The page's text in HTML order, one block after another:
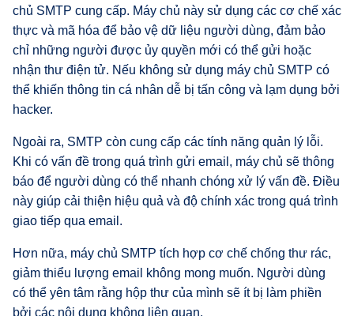
chủ SMTP cung cấp. Máy chủ này sử dụng các cơ chế xác
thực và mã hóa để bảo vệ dữ liệu người dùng, đảm bảo
chỉ những người được ủy quyền mới có thể gửi hoặc
nhận thư điện tử. Nếu không sử dụng máy chủ SMTP có
thể khiến thông tin cá nhân dễ bị tấn công và lạm dụng bởi
hacker.
Ngoài ra, SMTP còn cung cấp các tính năng quản lý lỗi.
Khi có vấn đề trong quá trình gửi email, máy chủ sẽ thông
báo để người dùng có thể nhanh chóng xử lý vấn đề. Điều
này giúp cải thiện hiệu quả và độ chính xác trong quá trình
giao tiếp qua email.
Hơn nữa, máy chủ SMTP tích hợp cơ chế chống thư rác,
giảm thiểu lượng email không mong muốn. Người dùng
có thể yên tâm rằng hộp thư của mình sẽ ít bị làm phiền
bởi các nội dung không liên quan.